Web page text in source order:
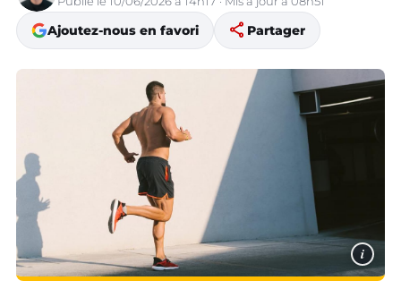
Ajoutez-nous en favori share Partager
i